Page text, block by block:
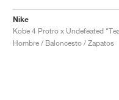
Nike
Hombre / Baloncesto / Zapatos